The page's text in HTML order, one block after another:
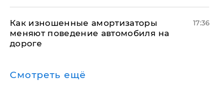
Как изношенные амортизаторы
меняют поведение автомобиля на
дороге
17:36
Смотреть ещё